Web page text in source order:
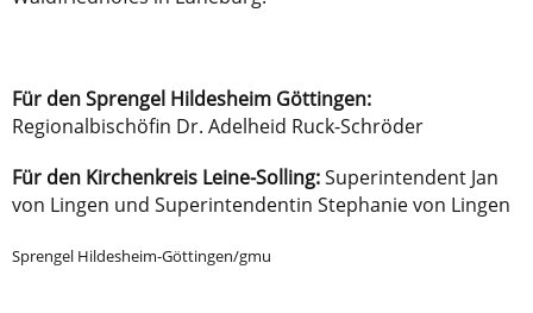
Für den Sprengel Hildesheim Göttingen:
Regionalbischöfin Dr. Adelheid Ruck-Schröder
Für den Kirchenkreis Leine-Solling:Superintendent Jan
von Lingen und Superintendentin Stephanie von Lingen
Sprengel Hildesheim-Göttingen/gmu